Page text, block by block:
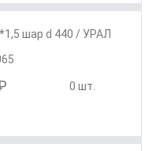
шар d 440 / УРАЛ
0 шт.